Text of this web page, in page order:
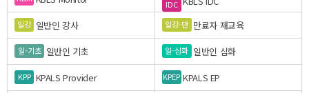
IDC
일강 일반인 강사 일강-만 만료자 재교육
일-기초 일반인 기초 일-심화 일반인 심화
KPP KPALS Provider KPEP KPALS EP